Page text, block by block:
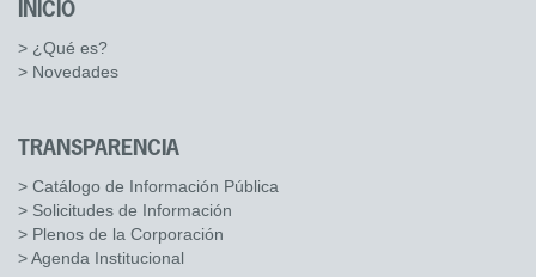
INICIO
> ¿Qué es?
> Novedades
TRANSPARENCIA
> Catálogo de Información Pública
> Solicitudes de Información
> Plenos de la Corporación
> Agenda Institucional